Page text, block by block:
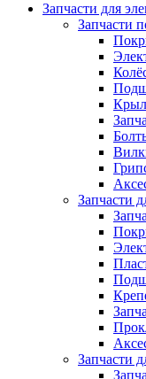
Запчасти для
Запчасти
Запчасти
Запчасти